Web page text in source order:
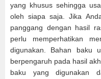
yang khusus sehingga
oleh siapa saja. Jika
panggang dengan hasil
perlu memperhatikan
digunakan. Bahan baku
berpengaruh pada hasil
baku yang digunakan